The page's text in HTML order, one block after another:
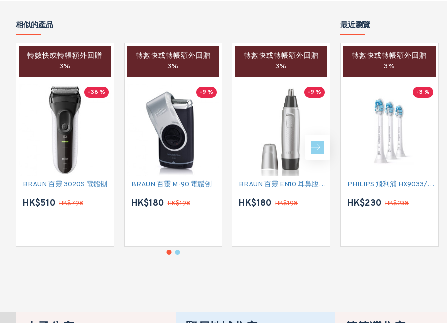
相似的產品
轉數快或轉帳額外回贈
3%
-36 %
BRAUN 百靈 3020S 電鬚刨
HK$510 HK$798
轉數快或轉帳額外回贈
3%
-9 %
BRAUN 百靈 M-90 電鬚刨
HK$180 HK$198
轉數快或轉帳額外回贈
3%
-9 %
BRAUN 百靈 EN10 耳鼻脫毛修剪器
HK$180 HK$198
轉數快或轉帳額外回贈
3%
-4 %
BRAUN 百靈 M-60 電鬚刨
HK$170 HK$178
最近瀏覽
轉數快或轉帳額外回贈
3%
-3 %
PHILIPS 飛利浦 HX9033/67 牙刷頭
HK$230 HK$238